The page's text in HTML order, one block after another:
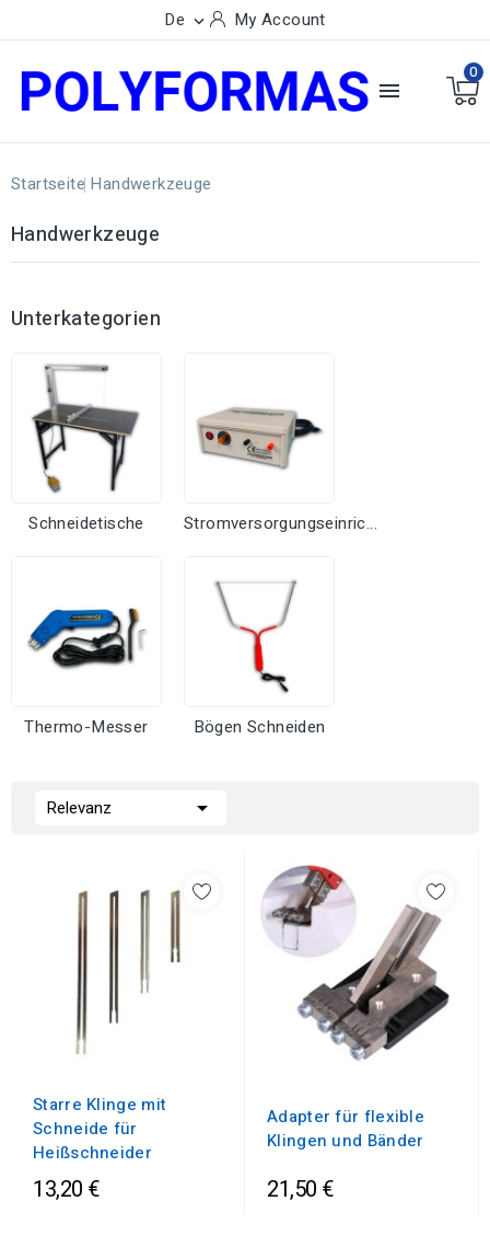
De  My Account

0
Startseite Handwerkzeuge
Handwerkzeuge
Unterkategorien
Schneidetische Stromversorgungseinric...
Thermo-Messer Bögen Schneiden
Relevanz 
Starre Klinge mit
Schneide für
Heißschneider
13,20 €
Adapter für flexible
Klingen und Bänder
21,50 €